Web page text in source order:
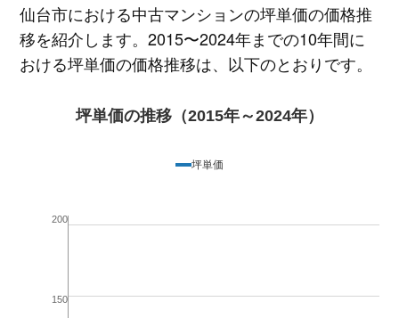
仙台市における中古マンションの坪単価の価格推
移を紹介します。2015〜2024年までの10年間に
おける坪単価の価格推移は、以下のとおりです。
坪単価の推移（2015年～2024年）
坪単価
200
150